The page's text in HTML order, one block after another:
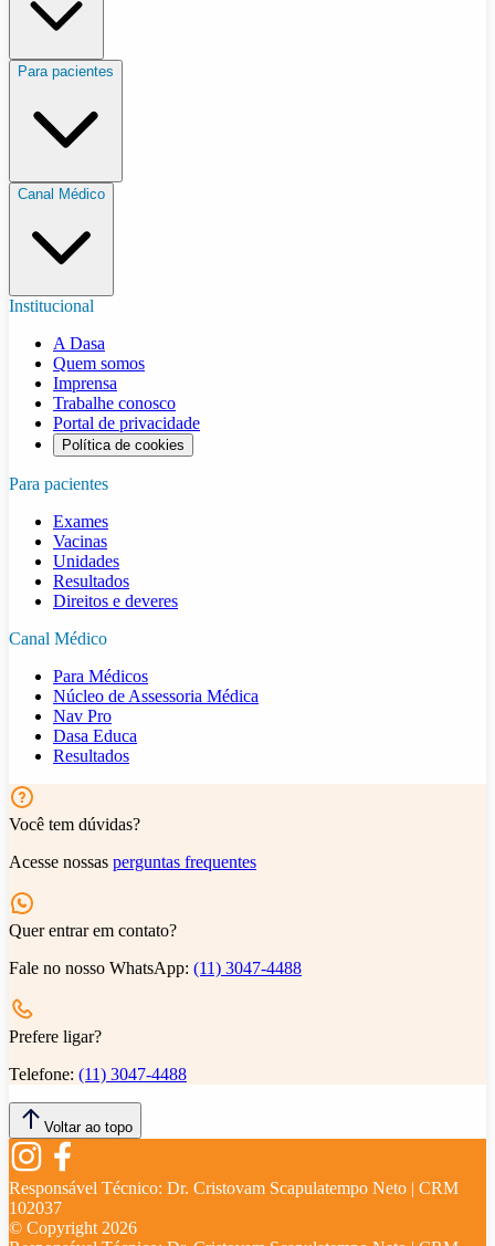
Para pacientes
Canal Médico
Institucional
A Dasa
Quem somos
Imprensa
Trabalhe conosco
Portal de privacidade
Política de cookies
Para pacientes
Exames
Vacinas
Unidades
Resultados
Direitos e deveres
Canal Médico
Para Médicos
Núcleo de Assessoria Médica
Nav Pro
Dasa Educa
Resultados
Você tem dúvidas?
Acesse nossas perguntas frequentes
Quer entrar em contato?
Fale no nosso WhatsApp: (11) 3047-4488
Prefere ligar?
Telefone: (11) 3047-4488
Voltar ao topo
Responsável Técnico: Dr. Cristovam Scapulatempo Neto | CRM
102037
© Copyright 2026